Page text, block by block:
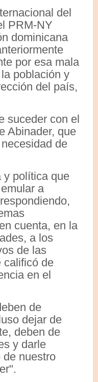
del
PRM-NY
dominicana
por esa mala
población y
del país,
suceder con el
Abinader, que
de
y política que
a
cuenta, en la
a los
de las
calificó de
en el
de
dejar de
deben de
y darle
de nuestro